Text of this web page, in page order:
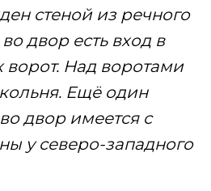
стеной из речного
двор есть вход в
ворот. Над воротами
Ещё один
двор имеется с
у северо-западного